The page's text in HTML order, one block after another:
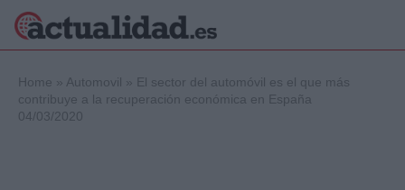
Home » Automovil » El sector del automóvil es el que más
contribuye a la recuperación económica en España
04/03/2020